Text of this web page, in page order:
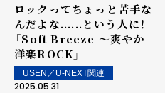
ロックってちょっと苦手な
んだよな......という人に！
――「Soft Breeze ～爽やか
洋楽ROCK」
USEN／U-NEXT関連
2025.05.31